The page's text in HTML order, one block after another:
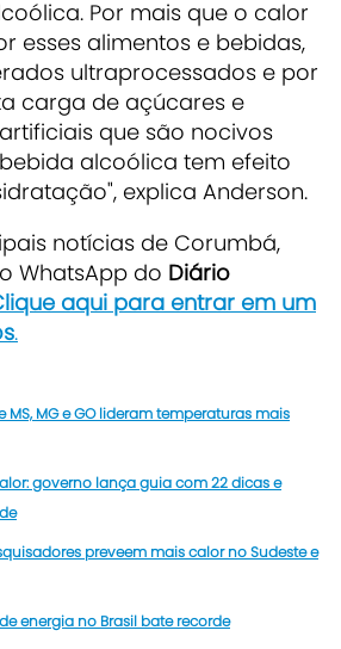
Por mais que o calor
esses alimentos e bebidas,
ultraprocessados e por
carga de açúcares e
que são nocivos
alcoólica tem efeito
explica Anderson.
notícias de Corumbá,
WhatsApp do Diário
aqui para entrar em um
.
MS, MG e GO lideram temperaturas mais
governo lança guia com 22 dicas e
preveem mais calor no Sudeste e
energia no Brasil bate recorde